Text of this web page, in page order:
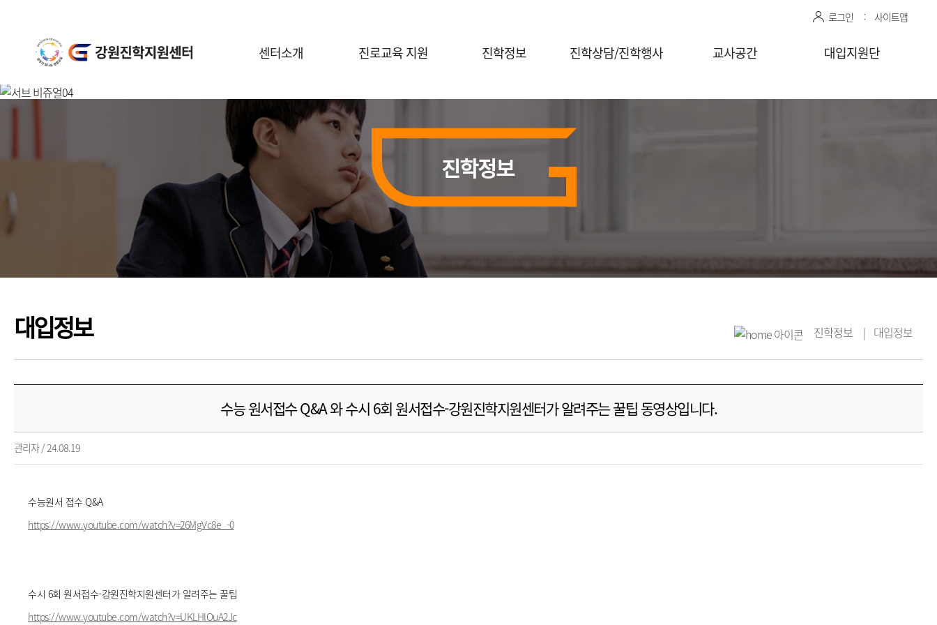
로그인 사이트맵
센터소개
센터안내
일정안내
공지사항
진로교육 지원
진로체험 프로그램 안내
대학연계 진로선택
홍보자료실
전공콘서트
행사신청(진로체험)
의학계열 전공탐색
진학정보
대입정보
대학별 정보
진학상담/진학행사
진학전문지원관 상담신청
대교협 진학상담교사
교사공간
센터자료실
대입지원단
진학상담 지원 관리
진학정보
대입정보 진학정보 대입정보
수능 원서접수 Q&A 와 수시 6회 원서접수-강원진학지원센터가 알려주는 꿀팁 동영상입니다.
관리자 / 24.08.19
수능원서 접수 Q&A
https://www.youtube.com/watch?v=26MgVc8e_-0
수시 6회 원서접수-강원진학지원센터가 알려주는 꿀팁
https://www.youtube.com/watch?v=UKLHlOuA2Jc